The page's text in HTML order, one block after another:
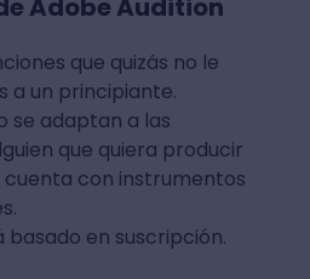
Adobe Audition
que quizás no le
a un principiante.
se adaptan a las
que quiera producir
cuenta con instrumentos
basado en suscripción.